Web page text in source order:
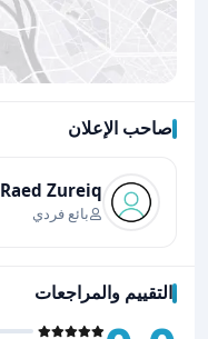
صاحب الإعلان
Raed Zureiq
بائع فردي
التقييم والمراجعات